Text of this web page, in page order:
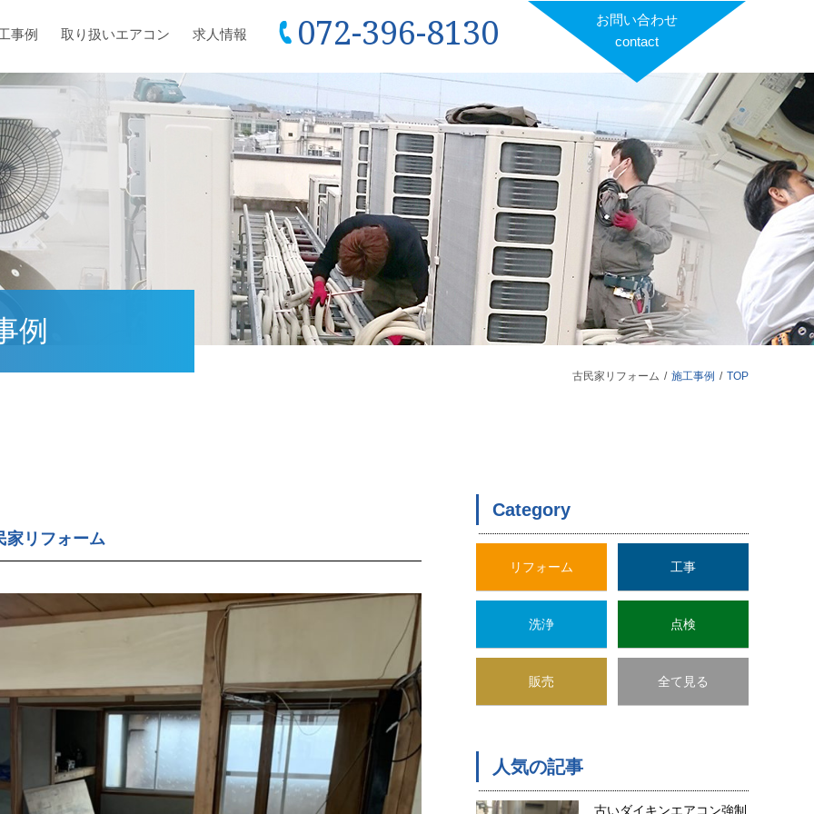
事例 取り扱いエアコン 求人情報 072-396-8130
お問い合わせ
contact
例
TOP
施工事例
古民家リフォーム
家リフォーム
Category
リフォーム 工事
洗浄 点検
販売 全て見る
人気の記事
古いダイキンエアコン強制